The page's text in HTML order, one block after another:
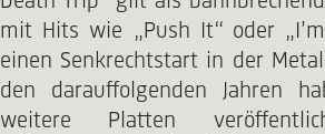
mit Hits wie „Push It“ oder
einen Senkrechtstart in der
den darauffolgenden Jahren
weitere Platten